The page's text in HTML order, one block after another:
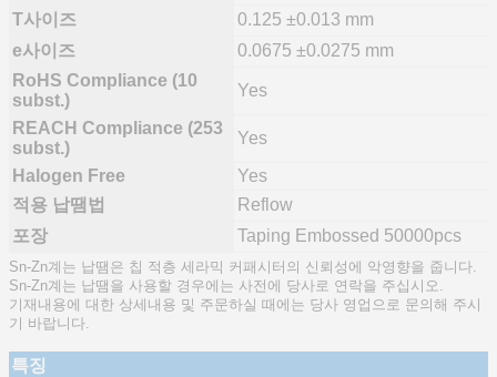
T사이즈
0.125 ±0.013 mm
e사이즈
0.0675 ±0.0275 mm
RoHS Compliance (10
subst.)
Yes
REACH Compliance (253
subst.)
Yes
Halogen Free
Yes
적용 납땜법
Reflow
포장
Taping Embossed 50000pcs
Sn-Zn계는 납땜은 칩 적층 세라믹 커패시터의 신뢰성에 악영향을 줍니다.
Sn-Zn계는 납땜을 사용할 경우에는 사전에 당사로 연락을 주십시오.
기재내용에 대한 상세내용 및 주문하실 때에는 당사 영업으로 문의해 주시
기 바랍니다.
특징